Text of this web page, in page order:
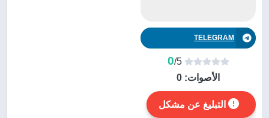
TELEGRAM
0/5
الأصوات: 0
التبليغ عن مشكل